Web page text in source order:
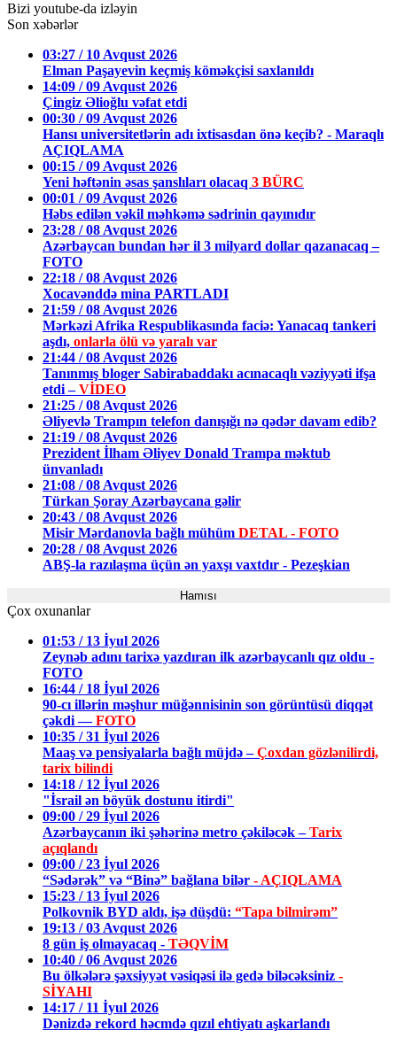
Bizi youtube-da izləyin
Son xəbərlər
03:27 / 10 Avqust 2026
Elman Paşayevin keçmiş köməkçisi saxlanıldı
14:09 / 09 Avqust 2026
Çingiz Əlioğlu vəfat etdi
00:30 / 09 Avqust 2026
Hansı universitetlərin adı ixtisasdan önə keçib? - Maraqlı
AÇIQLAMA
00:15 / 09 Avqust 2026
Yeni həftənin əsas şanslıları olacaq 3 BÜRC
00:01 / 09 Avqust 2026
Həbs edilən vəkil məhkəmə sədrinin qayınıdır
23:28 / 08 Avqust 2026
Azərbaycan bundan hər il 3 milyard dollar qazanacaq –
FOTO
22:18 / 08 Avqust 2026
Xocavənddə mina PARTLADI
21:59 / 08 Avqust 2026
Mərkəzi Afrika Respublikasında faciə: Yanacaq tankeri
aşdı, onlarla ölü və yaralı var
21:44 / 08 Avqust 2026
Tanınmış bloger Sabirabaddakı acınacaqlı vəziyyəti ifşa
etdi –VİDEO
21:25 / 08 Avqust 2026
Əliyevlə Trampın telefon danışığı nə qədər davam edib?
21:19 / 08 Avqust 2026
Prezident İlham Əliyev Donald Trampa məktub
ünvanladı
21:08 / 08 Avqust 2026
Türkan Şoray Azərbaycana gəlir
20:43 / 08 Avqust 2026
Misir Mərdanovla bağlı mühüm DETAL - FOTO
20:28 / 08 Avqust 2026
ABŞ-la razılaşma üçün ən yaxşı vaxtdır - Pezeşkian
Hamısı
Çox oxunanlar
01:53 / 13 İyul 2026
Zeynəb adını tarixə yazdıran ilk azərbaycanlı qız oldu -
FOTO
16:44 / 18 İyul 2026
90-cı illərin məşhur müğənnisinin son görüntüsü diqqət
çəkdi —FOTO
10:35 / 31 İyul 2026
Maaş və pensiyalarla bağlı müjdə –Çoxdan gözlənilirdi,
tarix bilindi
14:18 / 12 İyul 2026
"İsrail ən böyük dostunu itirdi"
09:00 / 29 İyul 2026
Azərbaycanın iki şəhərinə metro çəkiləcək –Tarix
açıqlandı
09:00 / 23 İyul 2026
“Sədərək” və “Binə” bağlana bilər - AÇIQLAMA
15:23 / 13 İyul 2026
Polkovnik BYD aldı, işə düşdü: “Tapa bilmirəm”
19:13 / 03 Avqust 2026
8 gün iş olmayacaq - TƏQVİM
10:40 / 06 Avqust 2026
Bu ölkələrə şəxsiyyət vəsiqəsi ilə gedə biləcəksiniz -
SİYAHI
14:17 / 11 İyul 2026
Dənizdə rekord həcmdə qızıl ehtiyatı aşkarlandı